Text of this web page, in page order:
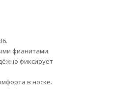
фианитами.
фиксирует
в носке.